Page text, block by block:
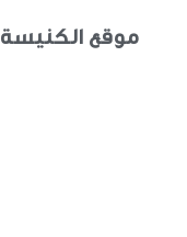
موقع الكنيسة